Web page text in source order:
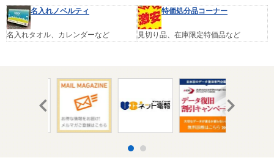
名入れノベルティ
名入れタオル、カレンダーなど
特価処分品コーナー
見切り品、在庫限定特価品など